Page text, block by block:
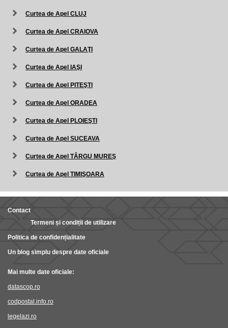
Curtea de Apel CLUJ
Curtea de Apel CRAIOVA
Curtea de Apel GALAŢI
Curtea de Apel IAŞI
Curtea de Apel PITEŞTI
Curtea de Apel ORADEA
Curtea de Apel PLOIEŞTI
Curtea de Apel SUCEAVA
Curtea de Apel TÂRGU MUREŞ
Curtea de Apel TIMIŞOARA
Contact
Termeni și condiții de utilizare
Politica de confidențialitate
Un blog simplu despre date oficiale
Mai multe date oficiale:
datascop.ro
codpostal.info.ro
legelazi.ro